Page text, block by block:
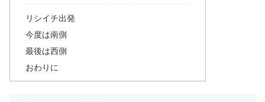
リシイチ出発
今度は南側
最後は西側
おわりに